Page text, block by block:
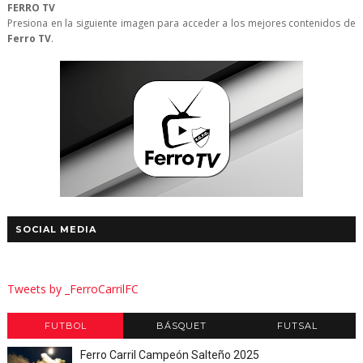
FERRO TV
Presiona en la siguiente imagen para acceder a los mejores contenidos de
Ferro TV.
SOCIAL MEDIA
Tweets by _FerroCarrilFC
FUTBOL BÁSQUET FUTSAL
Ferro Carril Campeón Salteño 2025